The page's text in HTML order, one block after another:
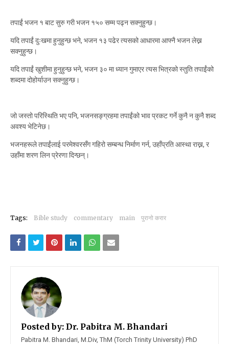
तपाईं भजन १ बाट सुरु गरी भजन १५० सम्म पढ्न सक्नुहुन्छ।
यदि तपाईं दुःखमा हुनुहुन्छ भने, भजन १३ पढेर त्यसको आधारमा आफ्नै भजन लेख्न
सक्नुहुन्छ।
यदि तपाईं खुशीमा हुनुहुन्छ भने, भजन ३० मा ध्यान गुमाएर त्यस भित्रको स्तुति तपाईंको
शब्दमा दोहोर्याउन सक्नुहुन्छ।
जो जस्तो परिस्थिति भए पनि, भजनसङ्ग्रहमा तपाईंको भाव प्रकट गर्ने कुनै न कुनै शब्द
अवश्य भेटिनेछ।
भजनहरूले तपाईंलाई परमेश्वरसँग गहिरो सम्बन्ध निर्माण गर्न, उहाँप्रति आस्था राख्न, र
उहाँमा शरण लिन प्रेरणा दिन्छन्।
Tags: Bible study commentary main पुरानो करार
Posted by: Dr. Pabitra M. Bhandari
Pabitra M. Bhandari, M.Div, ThM (Torch Trinity University) PhD